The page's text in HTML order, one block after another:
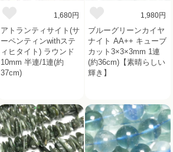
1,680円
アトランティサイト(サ
ーペンティンwithステ
ィヒタイト) ラウンド
10mm 半連/1連(約
37cm)
1,980円
ブルーグリーンカイヤ
ナイト AA++ キューブ
カット3×3×3mm 1連
(約36cm)【素晴らしい
輝き】